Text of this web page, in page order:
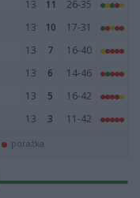
13 11
26-35
13 10
17-31
13 7
16-40
13 6
14-46
13 5
16-42
13 3 11-42
porażka